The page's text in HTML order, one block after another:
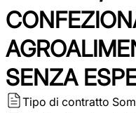
SENZA
Tipo di contratto